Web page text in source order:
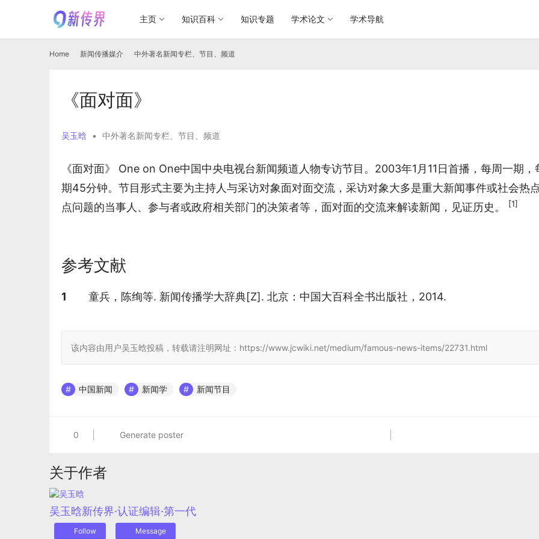
主页 知识百科 知识专题 学术论文 学术导航
Home 新闻传播媒介 中外著名新闻专栏、节目、频道
《面对面》
吴玉晗 • 中外著名新闻专栏、节目、频道
《面对面》 One on One中国中央电视台新闻频道人物专访节目。2003年1月11日首播，每周一期，
期45分钟。节目形式主要为主持人与采访对象面对面交流，采访对象大多是重大新闻事件或社会热
点问题的当事人、参与者或政府相关部门的决策者等，面对面的交流来解读新闻，见证历史。
[1]
参考文献
参考文献
1 童兵，陈绚等. 新闻传播学大辞典[Z]. 北京：中国大百科全书出版社，2014.
该内容由用户吴玉晗投稿，转载请注明网址：https://www.jcwiki.net/medium/famous-news-items/22731.html
中国新闻 新闻学 新闻节目
0 Generate poster
关于作者
吴玉晗新传界·认证编辑·第一代
Follow Message